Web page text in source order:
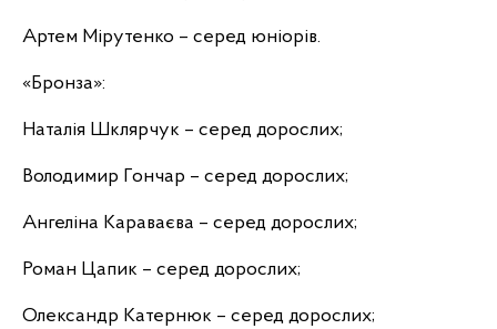
Артем Мірутенко – серед юніорів.
«Бронза»:
Наталія Шклярчук – серед дорослих;
Володимир Гончар – серед дорослих;
Ангеліна Караваєва – серед дорослих;
Роман Цапик – серед дорослих;
Олександр Катернюк – серед дорослих;